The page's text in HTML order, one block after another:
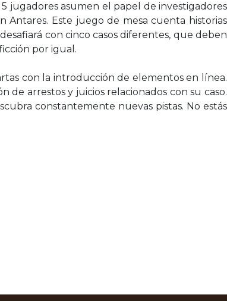
jugadores asumen el papel de investigadores
Antares. Este juego de mesa cuenta historias
con cinco casos diferentes, que deben
por igual.
con la introducción de elementos en línea.
de arrestos y juicios relacionados con su caso.
constantemente nuevas pistas. No estás